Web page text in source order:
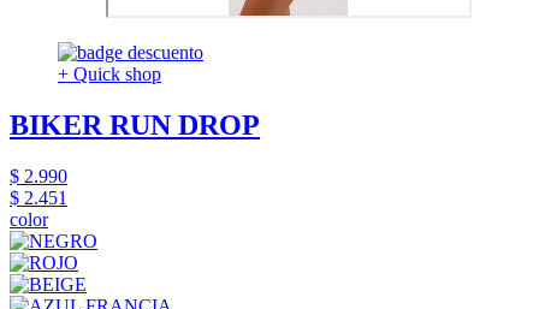
+ Quick shop
BIKER RUN DROP
$ 2.990
$ 2.451
color